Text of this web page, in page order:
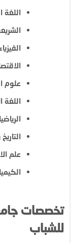
اللغة
علوم
اللغة
علم
تخصصات
للشباب